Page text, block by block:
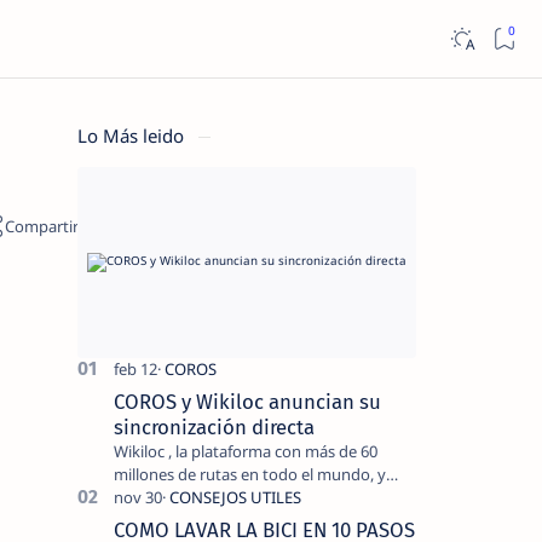
Lo Más leido
COROS y Wikiloc anuncian su
sincronización directa
Wikiloc , la plataforma con más de 60
millones de rutas en todo el mundo, y
COROS , marca de dispositivos GPS
reconocida mundialmente por su
COMO LAVAR LA BICI EN 10 PASOS